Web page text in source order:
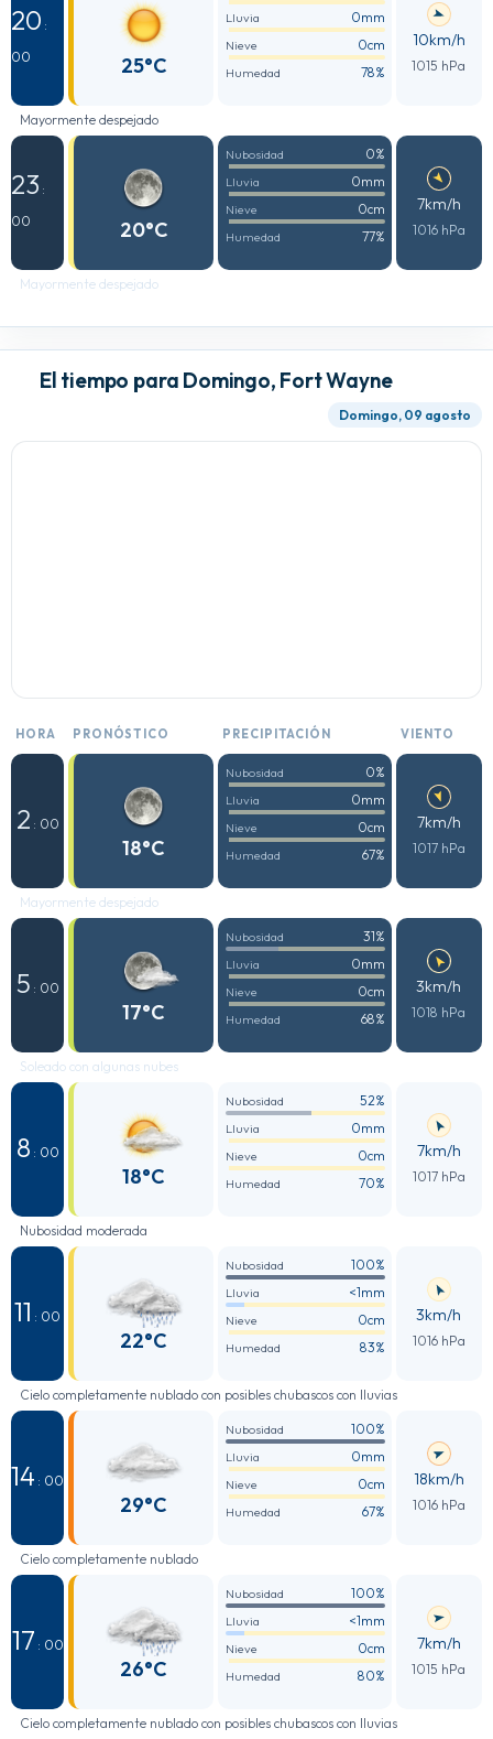
20 :
00
25°C
Lluvia 0mm
Nieve 0cm
Humedad 78%
10km/h
1015 hPa
Mayormente despejado
23 :
00
20°C
Nubosidad 0%
Lluvia 0mm
Nieve 0cm
Humedad 77%
7km/h
1016 hPa
Mayormente despejado
El tiempo para Domingo, Fort Wayne
Domingo, 09 agosto
HORA PRONÓSTICO PRECIPITACIÓN VIENTO
2 : 00
18°C
Nubosidad 0%
Lluvia 0mm
Nieve 0cm
Humedad 67%
7km/h
1017 hPa
Mayormente despejado
5 : 00
17°C
Nubosidad 31%
Lluvia 0mm
Nieve 0cm
Humedad 68%
3km/h
1018 hPa
Soleado con algunas nubes
8 : 00
18°C
Nubosidad 52%
Lluvia 0mm
Nieve 0cm
Humedad 70%
7km/h
1017 hPa
Nubosidad moderada
11 : 00
22°C
Nubosidad 100%
Lluvia <1mm
Nieve 0cm
Humedad 83%
3km/h
1016 hPa
Cielo completamente nublado con posibles chubascos con lluvias
14 : 00
29°C
Nubosidad 100%
Lluvia 0mm
Nieve 0cm
Humedad 67%
18km/h
1016 hPa
Cielo completamente nublado
17 : 00
26°C
Nubosidad 100%
Lluvia <1mm
Nieve 0cm
Humedad 80%
7km/h
1015 hPa
Cielo completamente nublado con posibles chubascos con lluvias